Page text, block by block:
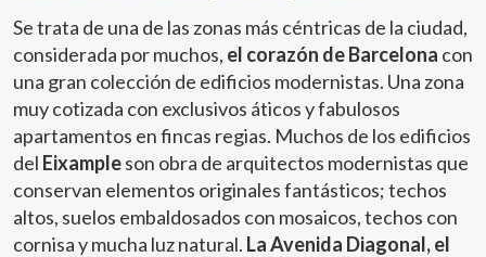
Se trata de una de las zonas más céntricas de la ciudad,
considerada por muchos, el corazón de Barcelona con
una gran colección de edificios modernistas. Una zona
muy cotizada con exclusivos áticos y fabulosos
apartamentos en fincas regias. Muchos de los edificios
del Eixampleson obra de arquitectos modernistas que
conservan elementos originales fantásticos; techos
altos, suelos embaldosados con mosaicos, techos con
cornisa y mucha luz natural. La Avenida Diagonal, el